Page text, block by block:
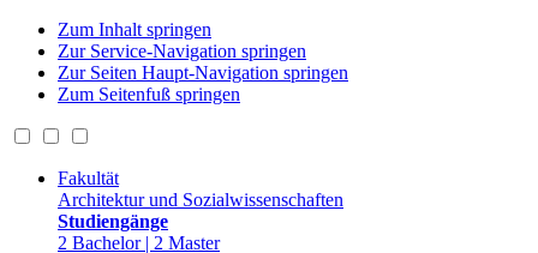
Zum Inhalt springen
Zur Service-Navigation springen
Zur Seiten Haupt-Navigation springen
Zum Seitenfuß springen
Fakultät
Architektur und Sozialwissenschaften
Studiengänge
2 Bachelor | 2 Master